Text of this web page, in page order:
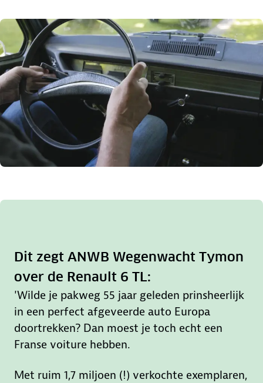
Dit zegt ANWB Wegenwacht Tymon
over de Renault 6 TL:
'Wilde je pakweg 55 jaar geleden prinsheerlijk
in een perfect afgeveerde auto Europa
doortrekken? Dan moest je toch echt een
Franse voiture hebben.
Met ruim 1,7 miljoen (!) verkochte exemplaren,